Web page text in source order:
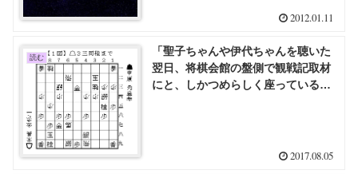
2012.01.11
読む
「聖子ちゃんや伊代ちゃんを聴いた
翌日、将棋会館の盤側で観戦記取材
にと、しかつめらしく座っているこ
2017.08.05